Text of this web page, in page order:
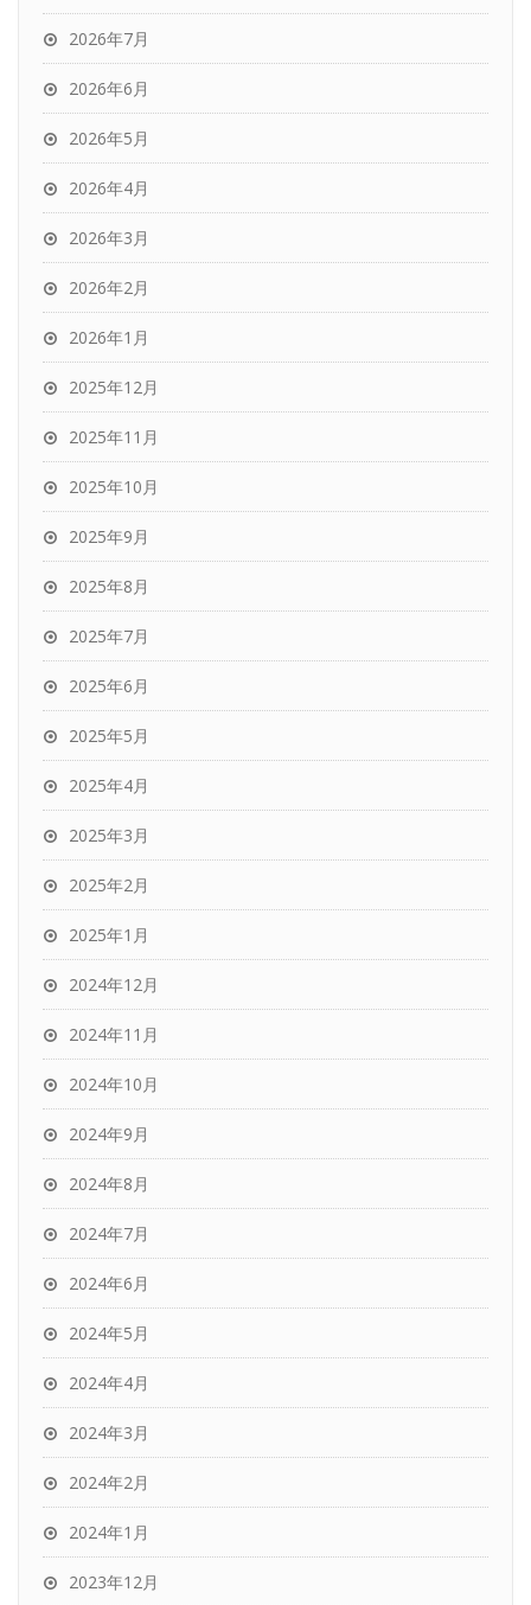
2026年7月
2026年6月
2026年5月
2026年4月
2026年3月
2026年2月
2026年1月
2025年12月
2025年11月
2025年10月
2025年9月
2025年8月
2025年7月
2025年6月
2025年5月
2025年4月
2025年3月
2025年2月
2025年1月
2024年12月
2024年11月
2024年10月
2024年9月
2024年8月
2024年7月
2024年6月
2024年5月
2024年4月
2024年3月
2024年2月
2024年1月
2023年12月